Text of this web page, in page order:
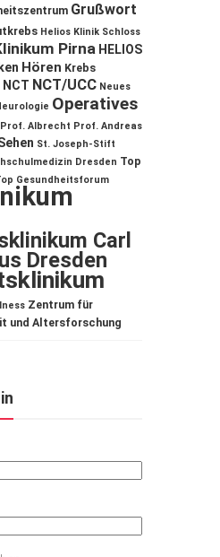
Grußwort
Helios Klinik Schloss
Pirna HELIOS
Hören Krebs
NCT NCT/UCC Neues
Operatives
Prof. Albrecht Prof. Andreas
St. Joseph-Stift
Dresden Top
Gesundheitsforum
Carl
Dresden
Zentrum für
und Altersforschung